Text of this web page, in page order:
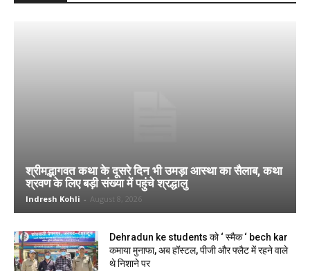
श्रीमद्भागवत कथा के दूसरे दिन भी उमड़ा आस्था का सैलाब, कथा
श्रवण के लिए बड़ी संख्या में पहुंचे श्रद्धालु
Indresh Kohli - August 8, 2026
Dehradun ke students को ‘ स्मैक ‘ bech kar
कमाया मुनाफा, अब हॉस्टल, पीजी और फ्लैट में रहने वाले
थे निशाने पर